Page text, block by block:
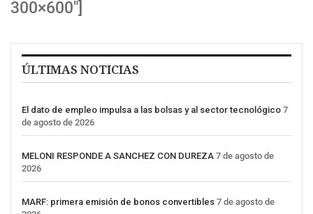
300×600″]
ÚLTIMAS NOTICIAS
El dato de empleo impulsa a las bolsas y al sector tecnológico 7
de agosto de 2026
MELONI RESPONDE A SANCHEZ CON DUREZA 7 de agosto de
2026
MARF: primera emisión de bonos convertibles 7 de agosto de